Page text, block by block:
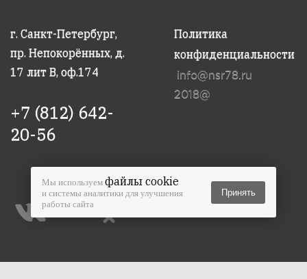
Мы используем файлы cookie
и системы аналитики для улучшения
работы сайта
Принять
г. Санкт-Петербург,
пр. Непокорённых, д.
17 лит В, оф.174
+7 (812) 642-
20-56
Политика
конфиденциальности
info@nsr78.ru
2018@